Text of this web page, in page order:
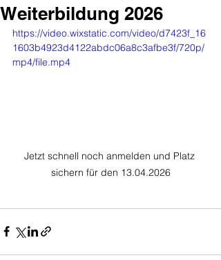
Weiterbildung 2026
https://video.wixstatic.com/video/d7423f_16
1603b4923d4122abdc06a8c3afbe3f/720p/
mp4/file.mp4
Jetzt schnell noch anmelden und Platz
sichern für den 13.04.2026